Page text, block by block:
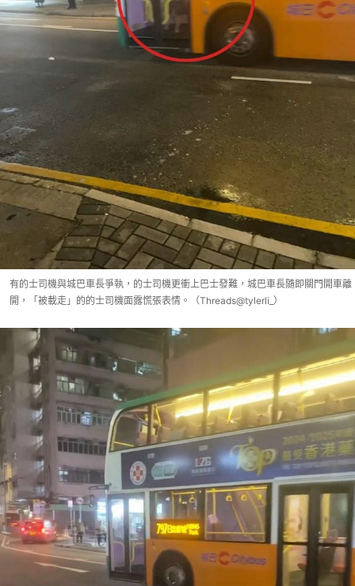
有的士司機與城巴車長爭執，的士司機更衝上巴士發難，城巴車長隨即關門開車離
開，「被載走」的的士司機面露慌張表情。（Threads@tylerli_）